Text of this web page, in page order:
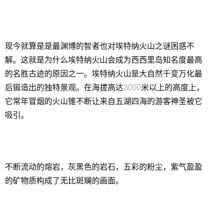
现今就算是是最渊博的智者也对埃特纳火山之谜困惑不
解。这就是为什么埃特纳火山会成为西西里岛知名度最高
的名胜古迹的原因之一。埃特纳火山是大自然千变万化最
后锻造出的独特景观。在海拔高达3000米以上的高度上，
它常年冒烟的火山锥不断让来自五湖四海的游客神圣被它
吸引。
不断流动的熔岩，灰黑色的岩石，五彩的粉尘，紫气盈盈
的矿物质构成了无比斑斓的画面。